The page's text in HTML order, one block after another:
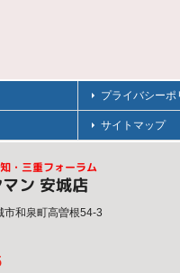
プライバシーポ
サイトマップ
・三重フォーラム
ン 安城店
和泉町高曽根54-3